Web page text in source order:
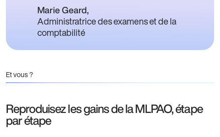
Marie Geard,
Administratrice des examens et de la
comptabilité
Et vous ?
Reproduisez les gains de la MLPAO, étape
par étape